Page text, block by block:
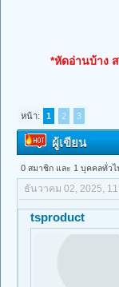
*หัดอ่านบ้าง
หน้า: 1 2 3
ผู้เขียน
0 สมาชิก และ 1 บุคคลทั่ว
ธันวาคม 02, 2025,
tsproduct